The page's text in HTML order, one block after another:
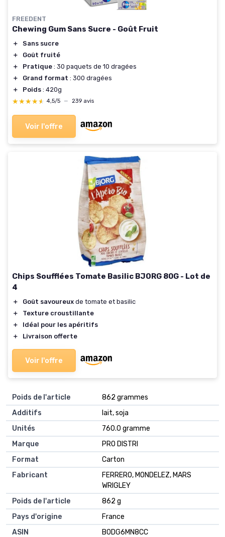
FREEDENT
Chewing Gum Sans Sucre - Goût Fruit
＋
Sans sucre
＋
Goût fruité
＋
Pratique : 30 paquets de 10 dragées
＋
Grand format : 300 dragées
＋
Poids : 420g
★★★★★
★★★★★ 4,5/5 — 239 avis
Voir l'offre
Chips Soufflées Tomate Basilic BJORG 80G - Lot de
4
＋ Goût savoureux de tomate et basilic
＋
Texture croustillante
＋
Idéal pour les apéritifs
＋
Livraison offerte
Voir l'offre
Poids de l'article
‎862 grammes
Additifs
‎lait, soja
Unités
‎760.0 gramme
Marque
‎PRO DISTRI
Format
‎Carton
Fabricant
‎FERRERO, MONDELEZ, MARS
WRIGLEY
Poids de l'article
‎862 g
Pays d'origine
‎France
ASIN
B0DG6MN8CC